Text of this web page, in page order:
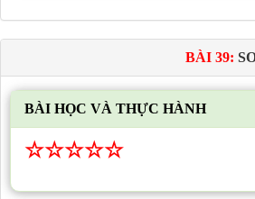
BÀI 39:
BÀI HỌC VÀ THỰC HÀNH
☆☆☆☆☆